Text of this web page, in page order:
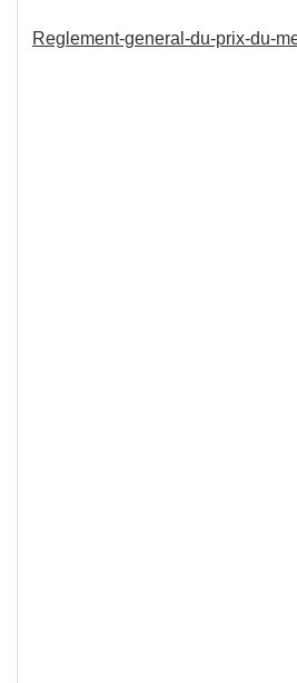
Reglement-general-du-prix-du-